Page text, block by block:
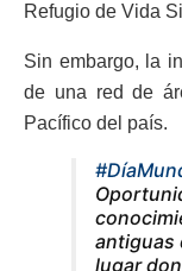
Refugio de Vida
Sin embargo, la
de una red de
Pacífico del país.
antiguas
lugar